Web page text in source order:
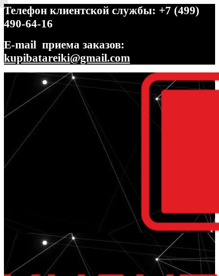
Телефон клиентской службы: +7 (499)
490-64-16
E-mail приема заказов:
kupibatareiki@gmail.com
Перейти
навигации
Перейти
содержимому